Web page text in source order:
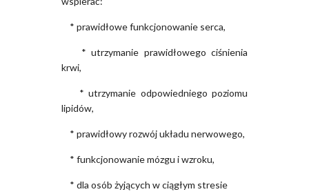
* prawidłowe funkcjonowanie serca,
* utrzymanie prawidłowego ciśnienia
krwi,
* utrzymanie odpowiedniego poziomu
lipidów,
* prawidłowy rozwój układu nerwowego,
* funkcjonowanie mózgu i wzroku,
* dla osób żyjących w ciągłym stresie